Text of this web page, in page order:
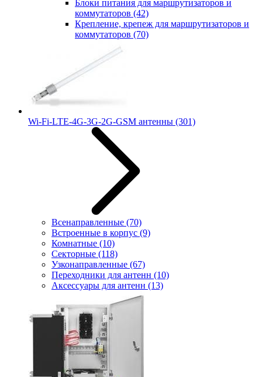
Блоки питания для маршрутизаторов и
коммутаторов (42)
Крепление, крепеж для маршрутизаторов и
коммутаторов (70)
Wi-Fi-LTE-4G-3G-2G-GSM антенны (301)
Всенаправленные (70)
Встроенные в корпус (9)
Комнатные (10)
Секторные (118)
Узконаправленные (67)
Переходники для антенн (10)
Аксессуары для антенн (13)